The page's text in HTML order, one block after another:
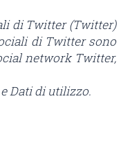
di Twitter (Twitter)
di Twitter sono
network Twitter,
Dati di utilizzo.